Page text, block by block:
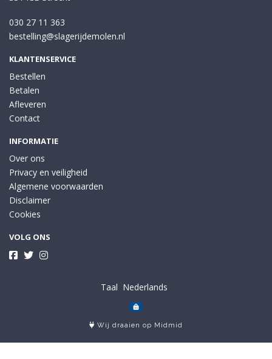
030 27 11 363
bestelling@slagerijdemolen.nl
KLANTENSERVICE
Bestellen
Betalen
Afleveren
Contact
INFORMATIE
Over ons
Privacy en veiligheid
Algemene voorwaarden
Disclaimer
Cookies
VOLG ONS
Taal
Wij draaien op Midmid